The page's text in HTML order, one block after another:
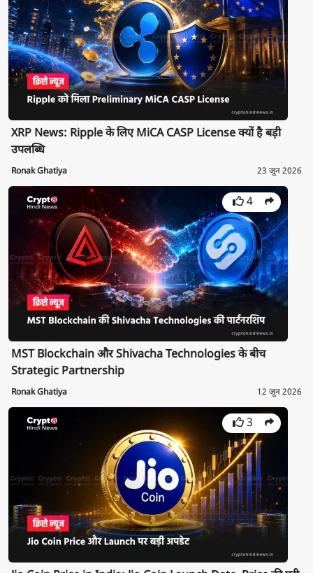
XRP News: Ripple के लिए MiCA CASP License क्यों है बड़ी
उपलब्धि
Ronak Ghatiya 23 जून 2026
4
MST Blockchain और Shivacha Technologies के बीच
Strategic Partnership
Ronak Ghatiya 12 जून 2026
3